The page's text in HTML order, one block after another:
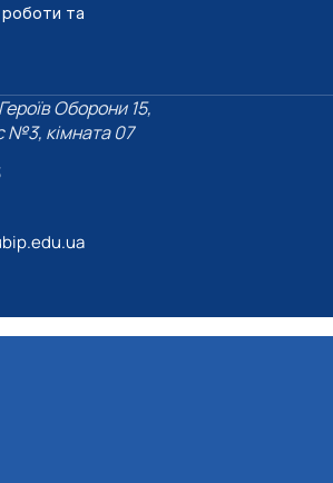
роботи та
Оборони 15,
№3, кімната 07